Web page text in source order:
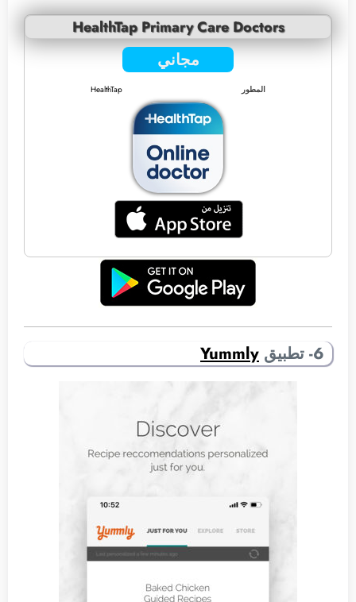
HealthTap Primary Care Doctors
مجاني
المطور HealthTap
6- تطبيق Yummly